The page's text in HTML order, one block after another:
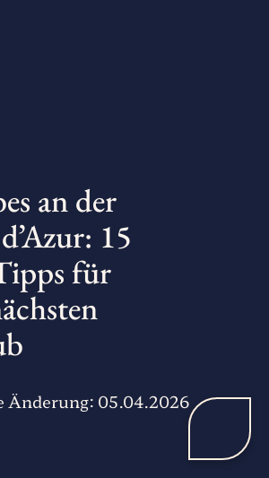
an der
15
für
Änderung: 05.04.2026